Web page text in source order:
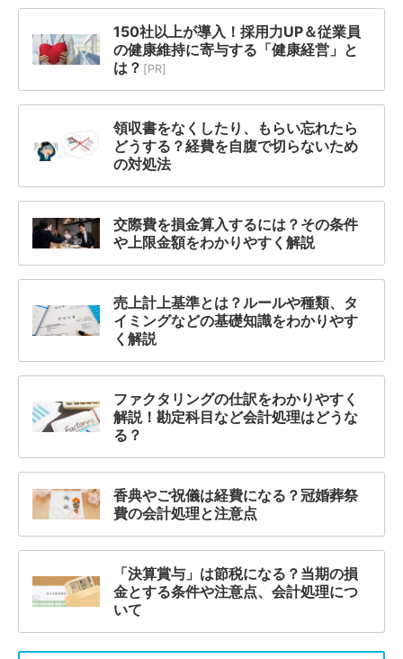
150社以上が導入！採用力UP＆従業員
の健康維持に寄与する「健康経営」と
は？ [PR]
領収書をなくしたり、もらい忘れたら
どうする？経費を自腹で切らないため
の対処法
交際費を損金算入するには？その条件
や上限金額をわかりやすく解説
売上計上基準とは？ルールや種類、タ
イミングなどの基礎知識をわかりやす
く解説
ファクタリングの仕訳をわかりやすく
解説！勘定科目など会計処理はどうな
る？
香典やご祝儀は経費になる？冠婚葬祭
費の会計処理と注意点
「決算賞与」は節税になる？当期の損
金とする条件や注意点、会計処理につ
いて